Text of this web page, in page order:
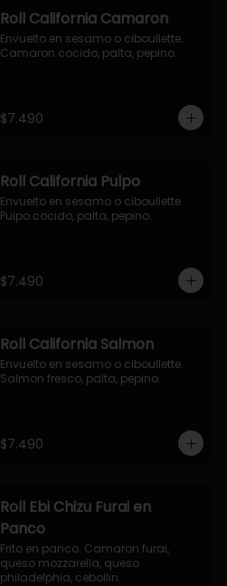
Roll California Camaron
Envuelto en sesamo o ciboullette.
Camaron cocido, palta, pepino.
$7.490
Roll California Pulpo
Envuelto en sesamo o ciboullette.
Pulpo cocido, palta, pepino.
$7.490
Roll California Salmon
Envuelto en sesamo o ciboullette.
Salmon fresco, palta, pepino.
$7.490
Roll Ebi Chizu Furai en
Panco
Frito en panco. Camaron furai,
queso mozzarella, queso
philadelphia, cebollin.